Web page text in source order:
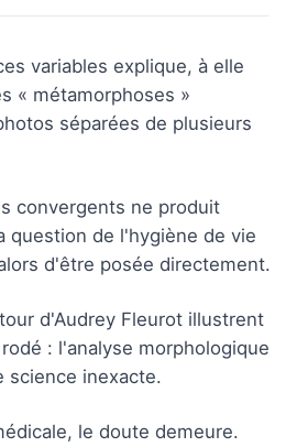
variables explique, à elle
« métamorphoses »
séparées de plusieurs
convergents ne produit
question de l'hygiène de vie
d'être posée directement.
d'Audrey Fleurot illustrent
: l'analyse morphologique
science inexacte.
le doute demeure.